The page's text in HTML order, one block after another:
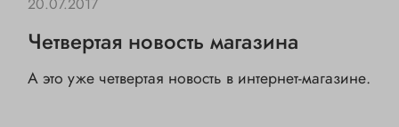
Четвертая новость магазина
А это уже четвертая новость в интернет-магазине.
20.07.2017